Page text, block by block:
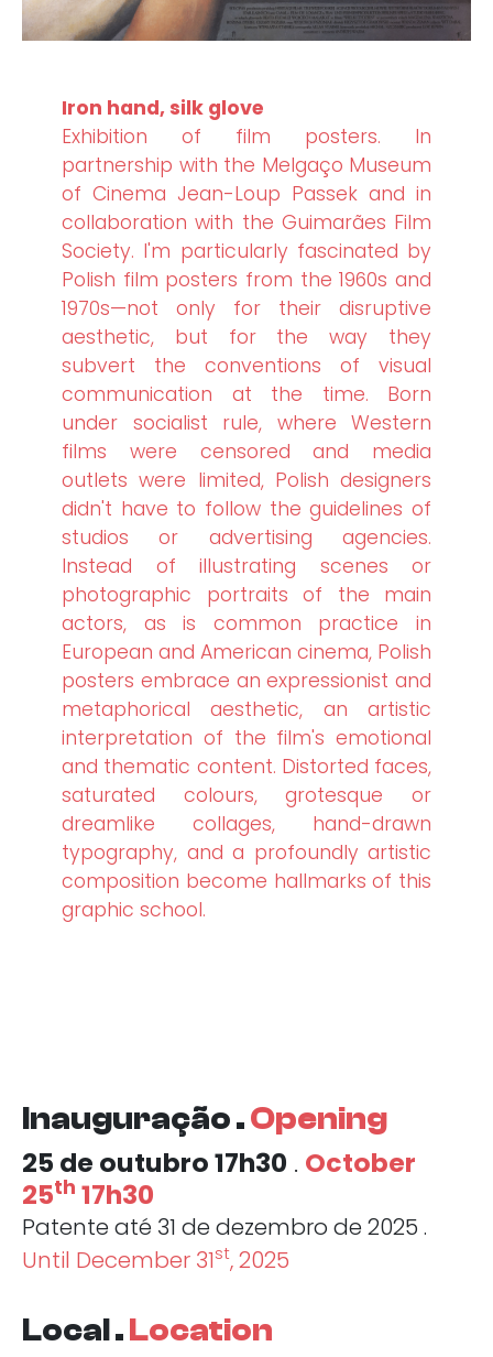
Iron hand, silk glove
Exhibition of film posters. In
partnership with the Melgaço Museum
of Cinema Jean-Loup Passek and in
collaboration with the Guimarães Film
Society. I'm particularly fascinated by
Polish film posters from the 1960s and
1970s—not only for their disruptive
aesthetic, but for the way they
subvert the conventions of visual
communication at the time. Born
under socialist rule, where Western
films were censored and media
outlets were limited, Polish designers
didn't have to follow the guidelines of
studios or advertising agencies.
Instead of illustrating scenes or
photographic portraits of the main
actors, as is common practice in
European and American cinema, Polish
posters embrace an expressionist and
metaphorical aesthetic, an artistic
interpretation of the film's emotional
and thematic content. Distorted faces,
saturated colours, grotesque or
dreamlike collages, hand-drawn
typography, and a profoundly artistic
composition become hallmarks of this
graphic school.
Inauguração .Opening
25 de outubro 17h30 . October
25th 17h30
Patente até 31 de dezembro de 2025 .
Until December 31st, 2025
Local .Location